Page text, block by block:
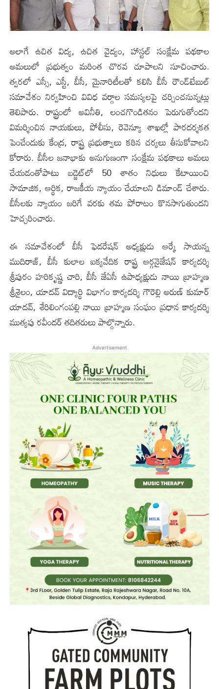
అలాగే ఉచిత విద్య, ఉచిత వైద్యం, హాస్టల్ సంక్షేమ పథకాల
అమలులో ప్రభుత్వం మరింత చొరవ చూపాలని సూచించారు.
త్వరలో ఎస్సీ, ఎస్టీ, బీసీ, మైనారిటీలతో కలిసి బీసీ రౌండ్‌టేబుల్
సమావేశం నిర్వహించి వివిధ వర్గాల సమస్యలపై చర్చించనున్నట్లు
తెలిపారు. రాష్ట్రంలో అవినీతి, లంచగొండితనం పెరుగుతోందని
విమర్శించిన నాయకులు, పోలీసు, రెవెన్యూ శాఖల్లో పారదర్శకత
పెంచేందుకు కేంద్ర, రాష్ట్ర ప్రభుత్వాలు కఠిన చర్యలు తీసుకోవాలని
కోరారు. బీసీల జనాభాకు అనుగుణంగా సంక్షేమ పథకాలు అమలు
చేయడంతోపాటు బడ్జెట్‌లో 50 శాతం నిధులు కేటాయించి
సామాజిక, ఆర్థిక, రాజకీయ న్యాయం చేయాలని డిమాండ్ చేశారు.
బీసీలకు న్యాయం జరిగే వరకు తమ పోరాటం కొనసాగుతుందని
హెచ్చరించారు.
ఈ సమావేశంలో బీసీ ఫెడరేషన్ అధ్యక్షుడు ఆర్కే సాయన్న
ముదిరాజ్, బీసీ కులాల ఐక్యవేదిక రాష్ట్ర ఆర్గనైజేషన్ కార్యదర్శి
శ్రీపురం హరికృష్ణ చారి, బీసీ జేఏసీ ఉపాధ్యక్షుడు నాయి బ్రాహ్మణ
శ్రీశైలం, యాదవ్ విద్యార్థి విభాగం కార్యదర్శి గౌరెల్లి అరుణ్ కుమార్
యాదవ్, శేరిలింగంపల్లి నాయి బ్రాహ్మణ సంఘం ప్రధాన కార్యదర్శి
ముత్యపు రవీందర్ తదితరులు పాల్గొన్నారు.
Advertisement